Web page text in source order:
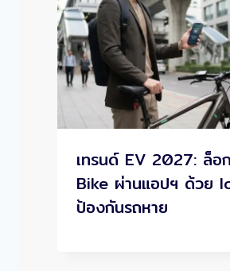
เทรนด์ EV 2027: ล็อ
Bike ผ่านแอปฯ ด้วย
ป้องกันรถหาย